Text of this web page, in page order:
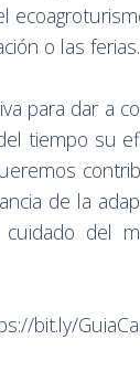
o las ferias.
para dar a
tiempo su
de la
del
bit.ly/